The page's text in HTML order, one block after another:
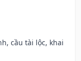
cầu tài lộc, khai